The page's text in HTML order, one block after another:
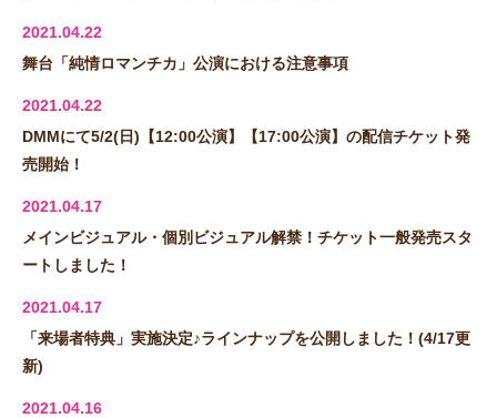
2021.04.22
舞台「純情ロマンチカ」公演における注意事項
2021.04.22
DMMにて5/2(日)【12:00公演】【17:00公演】の配信チケット発
売開始！
2021.04.17
メインビジュアル・個別ビジュアル解禁！チケット一般発売スタ
ートしました！
2021.04.17
「来場者特典」実施決定♪ラインナップを公開しました！(4/17更
新)
2021.04.16